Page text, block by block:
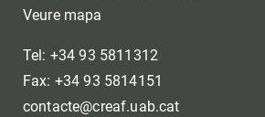
Veure mapa
Tel: +34 93 5811312
Fax: +34 93 5814151
contacte@creaf.uab.cat